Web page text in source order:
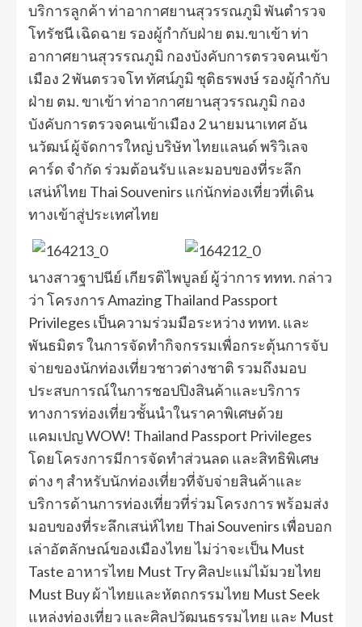
บริการลูกค้า ท่าอากาศยานสุวรรณภูมิ พันตำรวจ
โทรัชนี เฉิดฉาย รองผู้กำกับฝ่าย ตม.ขาเข้า ท่า
อากาศยานสุวรรณภูมิ กองบังคับการตรวจคนเข้า
เมือง 2 พันตรวจโท ทัศน์ภูมิ ชุติธรพงษ์ รองผู้กำกับ
ฝ่าย ตม. ขาเข้า ท่าอากาศยานสุวรรณภูมิ กอง
บังคับการตรวจคนเข้าเมือง 2 นายมนาเทศ อัน
นวัฒน์ ผู้จัดการใหญ่ บริษัท ไทยแลนด์ พริวิเลจ
คาร์ด จำกัด ร่วมต้อนรับ และมอบของที่ระลึก
เสน่ห์ไทย Thai Souvenirs แก่นักท่องเที่ยวที่เดิน
ทางเข้าสู่ประเทศไทย
นางสาวฐาปนีย์ เกียรติไพบูลย์ ผู้ว่าการ ททท. กล่าว
ว่า โครงการ Amazing Thailand Passport
Privileges เป็นความร่วมมือระหว่าง ททท. และ
พันธมิตร ในการจัดทำกิจกรรมเพื่อกระตุ้นการจับ
จ่ายของนักท่องเที่ยวชาวต่างชาติ รวมถึงมอบ
ประสบการณ์ในการชอปปิงสินค้าและบริการ
ทางการท่องเที่ยวชั้นนำในราคาพิเศษด้วย
แคมเปญ WOW! Thailand Passport Privileges
โดยโครงการมีการจัดทำส่วนลด และสิทธิพิเศษ
ต่าง ๆ สำหรับนักท่องเที่ยวที่จับจ่ายสินค้าและ
บริการด้านการท่องเที่ยวที่ร่วมโครงการ พร้อมส่ง
มอบของที่ระลึกเสน่ห์ไทย Thai Souvenirs เพื่อบอก
เล่าอัตลักษณ์ของเมืองไทย ไม่ว่าจะเป็น Must
Taste อาหารไทย Must Try ศิลปะแม่ไม้มวยไทย
Must Buy ผ้าไทยและหัตถกรรมไทย Must Seek
แหล่งท่องเที่ยว และศิลปวัฒนธรรมไทย และ Must